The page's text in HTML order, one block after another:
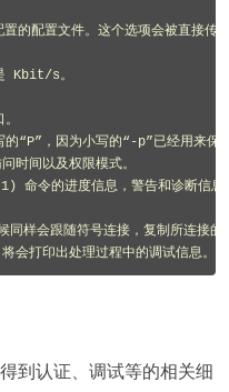
的配置文件。这个选项会被直接传
Kbit/s。
。
“P”，因为小写的“-p”已经用来
间以及权限模式。
令的进度信息，警告和诊断信息
样会跟随符号连接，复制所连接的
到认证、调试等的相关细